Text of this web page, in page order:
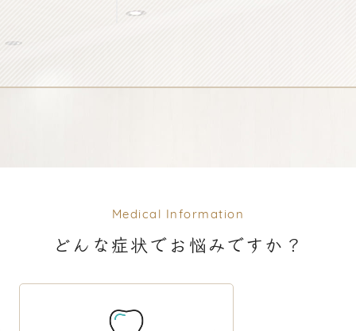
Medical Information
どんな症状でお悩みですか？